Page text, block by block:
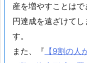
産を増やすことは
円達成を遠ざけて
す。
また、『 【9割の